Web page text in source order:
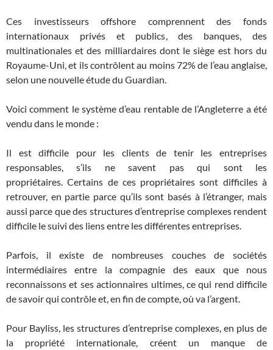
Ces investisseurs offshore comprennent des fonds
internationaux privés et publics, des banques, des
multinationales et des milliardaires dont le siège est hors du
Royaume-Uni, et ils contrôlent au moins 72% de l’eau anglaise,
selon une nouvelle étude du Guardian.
Voici comment le système d’eau rentable de l’Angleterre a été
vendu dans le monde :
Il est difficile pour les clients de tenir les entreprises
responsables, s’ils ne savent pas qui sont les
propriétaires. Certains de ces propriétaires sont difficiles à
retrouver, en partie parce qu’ils sont basés à l’étranger, mais
aussi parce que des structures d’entreprise complexes rendent
difficile le suivi des liens entre les différentes entreprises.
Parfois, il existe de nombreuses couches de sociétés
intermédiaires entre la compagnie des eaux que nous
reconnaissons et ses actionnaires ultimes, ce qui rend difficile
de savoir qui contrôle et, en fin de compte, où va l’argent.
Pour Bayliss, les structures d’entreprise complexes, en plus de
la propriété internationale, créent un manque de